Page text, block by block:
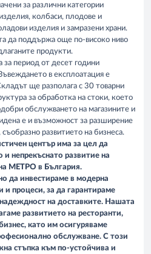
за различни категории
колбаси, плодове и
изделия и замразени храни.
да поддържа още по-високо ниво
продукти.
период от десет години
в експлоатация е
ще разполага с 30 товарни
за обработка на стоки, което
обслужването на магазините и
е и възможност за разширение
развитието на бизнеса.
център има за цел да
и непрекъснато развитие на
МЕТРО в България.
да инвестираме в модерна
и процеси, за да гарантираме
на доставките. Нашата
развитието на ресторанти,
като им осигуряваме
обслужване. С този
стъпка към по-устойчива и